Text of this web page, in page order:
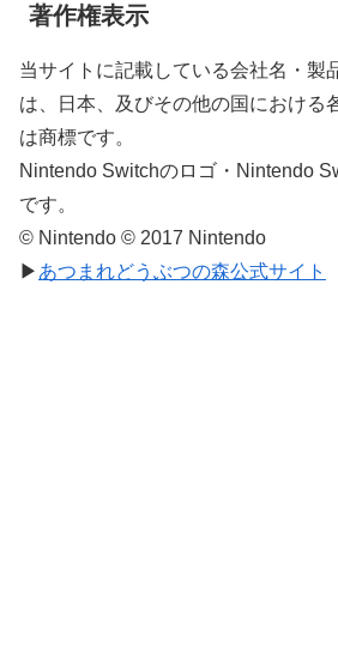
著作権表示
当サイトに記載している会社名・製
は、日本、及びその他の国における
は商標です。
Nintendo Switchのロゴ・Nintendo
です。
© Nintendo © 2017 Nintendo
▶ あつまれどうぶつの森公式サイト